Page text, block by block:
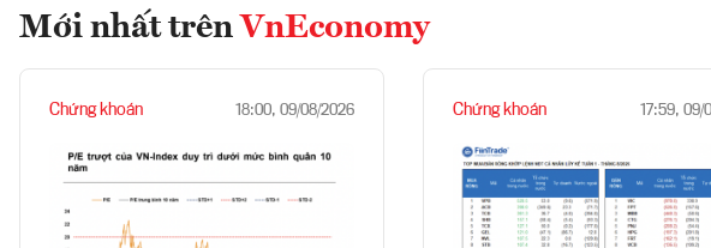
Mới nhất trên VnEconomy
Chứng khoán 18:00, 09/08/2026 Chứng khoán 17:59,